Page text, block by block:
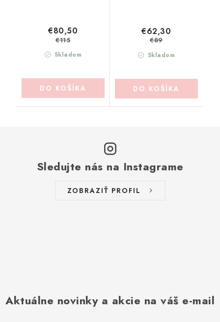
Skladom
€80,50
€115
DO KOŠÍKA
Skladom
€62,30
€89
DO KOŠÍKA
Sledujte nás na Instagrame
ZOBRAZIŤ PROFIL
Aktuálne novinky a akcie na váš e-mail